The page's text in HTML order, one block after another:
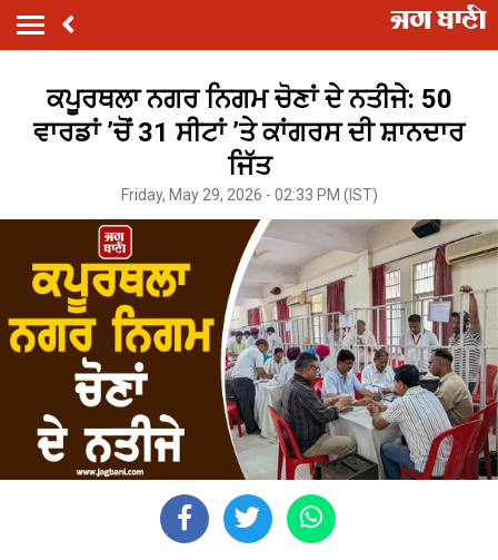
ਕਪੂਰਥਲਾ ਨਗਰ ਨਿਗਮ ਚੋਣਾਂ ਦੇ ਨਤੀਜੇ: 50
ਵਾਰਡਾਂ ’ਚੋਂ 31 ਸੀਟਾਂ ’ਤੇ ਕਾਂਗਰਸ ਦੀ ਸ਼ਾਨਦਾਰ
ਜਿੱਤ
Friday, May 29, 2026 - 02:33 PM (IST)